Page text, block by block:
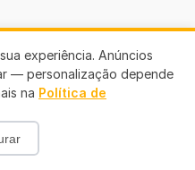
experiência. Anúncios
— personalização depende
na Política de